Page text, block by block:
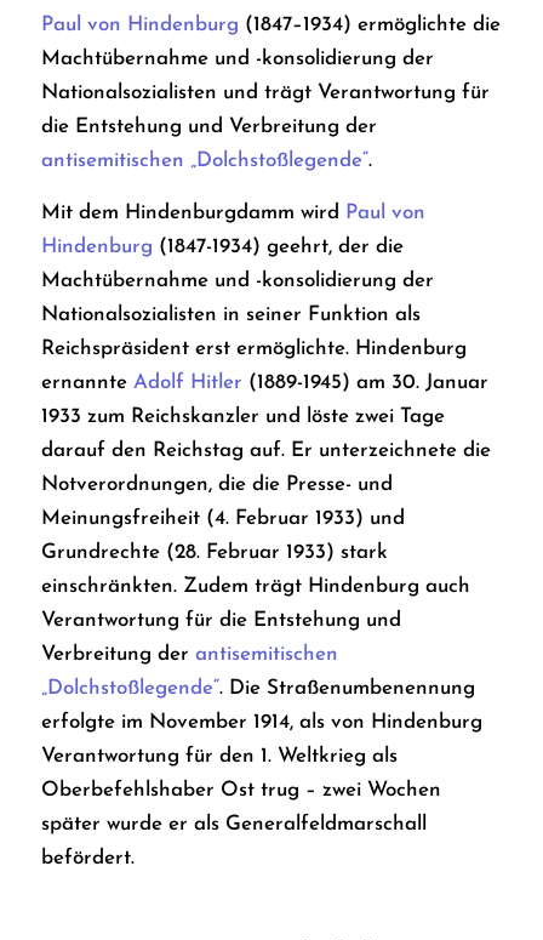
Paul von Hindenburg (1847–1934) ermöglichte die
Machtübernahme und -konsolidierung der
Nationalsozialisten und trägt Verantwortung für
die Entstehung und Verbreitung der
antisemitischen „Dolchstoßlegende“.
Mit dem Hindenburgdamm wird Paul von
Hindenburg (1847-1934) geehrt, der die
Machtübernahme und -konsolidierung der
Nationalsozialisten in seiner Funktion als
Reichspräsident erst ermöglichte. Hindenburg
ernannte Adolf Hitler (1889-1945) am 30. Januar
1933 zum Reichskanzler und löste zwei Tage
darauf den Reichstag auf. Er unterzeichnete die
Notverordnungen, die die Presse- und
Meinungsfreiheit (4. Februar 1933) und
Grundrechte (28. Februar 1933) stark
einschränkten. Zudem trägt Hindenburg auch
Verantwortung für die Entstehung und
Verbreitung der antisemitischen
„Dolchstoßlegende“. Die Straßenumbenennung
erfolgte im November 1914, als von Hindenburg
Verantwortung für den 1. Weltkrieg als
Oberbefehlshaber Ost trug – zwei Wochen
später wurde er als Generalfeldmarschall
befördert.